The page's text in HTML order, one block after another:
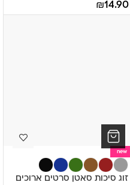
14.90
₪
new
זוג סיכות סאטן סרטים ארוכים